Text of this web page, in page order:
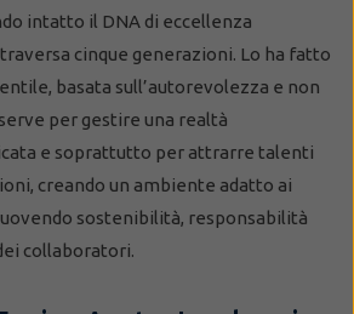
intatto il DNA di eccellenza
cinque generazioni. Lo ha fatto
basata sull’autorevolezza e non
per gestire una realtà
e soprattutto per attrarre talenti
creando un ambiente adatto ai
sostenibilità, responsabilità
collaboratori.